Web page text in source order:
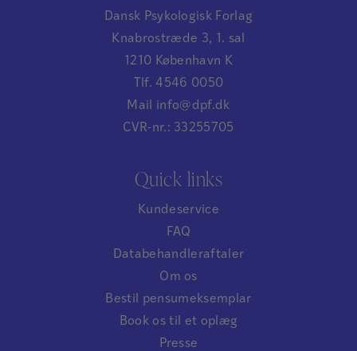
Dansk Psykologisk Forlag
Knabrostræde 3, 1. sal
1210 København K
Tlf. 4546 0050
Mail info@dpf.dk
CVR-nr.: 33255705
Quick links
Kundeservice
FAQ
Databehandleraftaler
Om os
Bestil pensumeksemplar
Book os til et oplæg
Presse